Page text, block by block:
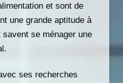
et sont de
une grande aptitude à
se ménager une
ses recherches